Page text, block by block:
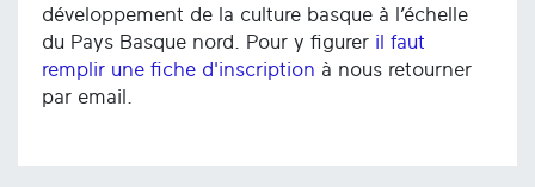
développement de la culture basque à l’échelle
du Pays Basque nord. Pour y figurer il faut
remplir une fiche d'inscription à nous retourner
par email.